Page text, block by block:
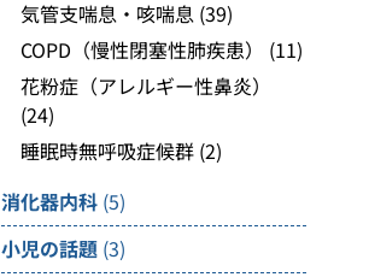
気管支喘息・咳喘息 (39)
COPD（慢性閉塞性肺疾患）
(11)
花粉症（アレルギー性鼻炎）
(24)
睡眠時無呼吸症候群 (2)
消化器内科 (5)
小児の話題 (3)